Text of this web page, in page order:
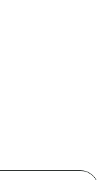
цена